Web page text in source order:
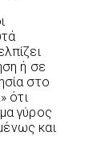
ή σε
στο
ότι
γύρος
και